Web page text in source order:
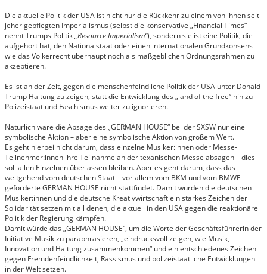
Die aktuelle Politik der USA ist nicht nur die Rückkehr zu einem von ihnen seit
jeher gepflegten Imperialismus (selbst die konservative „Financial Times“
nennt Trumps Politik „Resource Imperialism“), sondern sie ist eine Politik, die
aufgehört hat, den Nationalstaat oder einen internationalen Grundkonsens
wie das Völkerrecht überhaupt noch als maßgeblichen Ordnungsrahmen zu
akzeptieren.
Es ist an der Zeit, gegen die menschenfeindliche Politik der USA unter Donald
Trump Haltung zu zeigen, statt die Entwicklung des „land of the free“ hin zu
Polizeistaat und Faschismus weiter zu ignorieren.
Natürlich wäre die Absage des „GERMAN HOUSE“ bei der SXSW nur eine
symbolische Aktion – aber eine symbolische Aktion von großem Wert.
Es geht hierbei nicht darum, dass einzelne Musiker:innen oder Messe-
Teilnehmer:innen ihre Teilnahme an der texanischen Messe absagen – dies
soll allen Einzelnen überlassen bleiben. Aber es geht darum, dass das
weitgehend vom deutschen Staat – vor allem vom BKM und vom BMWE –
geförderte GERMAN HOUSE nicht stattfindet. Damit würden die deutschen
Musiker:innen und die deutsche Kreativwirtschaft ein starkes Zeichen der
Solidarität setzen mit all denen, die aktuell in den USA gegen die reaktionäre
Politik der Regierung kämpfen.
Damit würde das „GERMAN HOUSE“, um die Worte der Geschäftsführerin der
Initiative Musik zu paraphrasieren, „eindrucksvoll zeigen, wie Musik,
Innovation und Haltung zusammenkommen“ und ein entschiedenes Zeichen
gegen Fremdenfeindlichkeit, Rassismus und polizeistaatliche Entwicklungen
in der Welt setzen.